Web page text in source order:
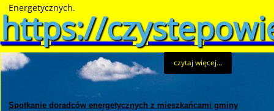
https://
Energetycznych.
czytaj więcej...
Spotkanie doradców energetycznych z mieszkańcami gminy